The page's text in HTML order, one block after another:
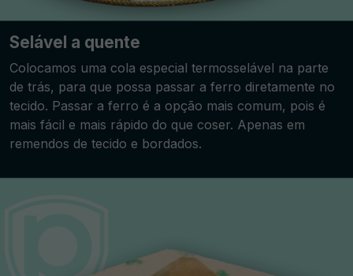
Selável a quente
Colocamos uma cola especial termosselável na parte
de trás, para que possa passar a ferro diretamente no
tecido. Passar a ferro é a opção mais comum, pois é
mais fácil e mais rápido do que coser. Apenas em
remendos de tecido e bordados.